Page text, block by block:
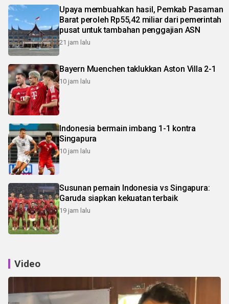
Upaya membuahkan hasil, Pemkab Pasaman
Barat peroleh Rp55,42 miliar dari pemerintah
pusat untuk tambahan penggajian ASN
21 jam lalu
Bayern Muenchen taklukkan Aston Villa 2-1
10 jam lalu
Indonesia bermain imbang 1-1 kontra
Singapura
10 jam lalu
Susunan pemain Indonesia vs Singapura:
Garuda siapkan kekuatan terbaik
19 jam lalu
Video